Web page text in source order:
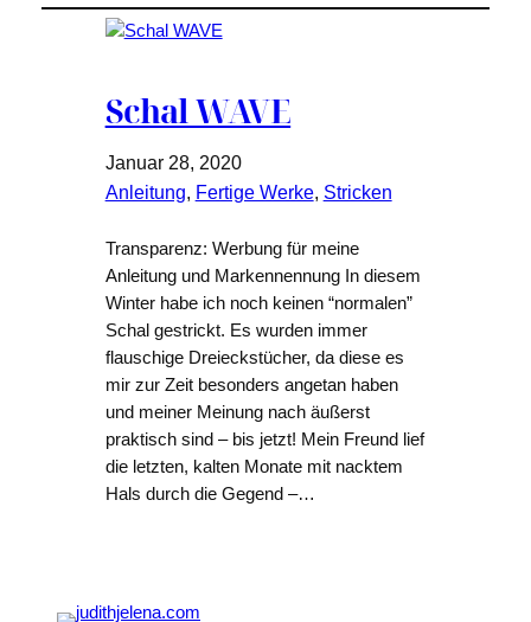
Schal WAVE
Januar 28, 2020
Anleitung, Fertige Werke, Stricken
Transparenz: Werbung für meine
Anleitung und Markennennung In diesem
Winter habe ich noch keinen “normalen”
Schal gestrickt. Es wurden immer
flauschige Dreieckstücher, da diese es
mir zur Zeit besonders angetan haben
und meiner Meinung nach äußerst
praktisch sind – bis jetzt! Mein Freund lief
die letzten, kalten Monate mit nacktem
Hals durch die Gegend –…